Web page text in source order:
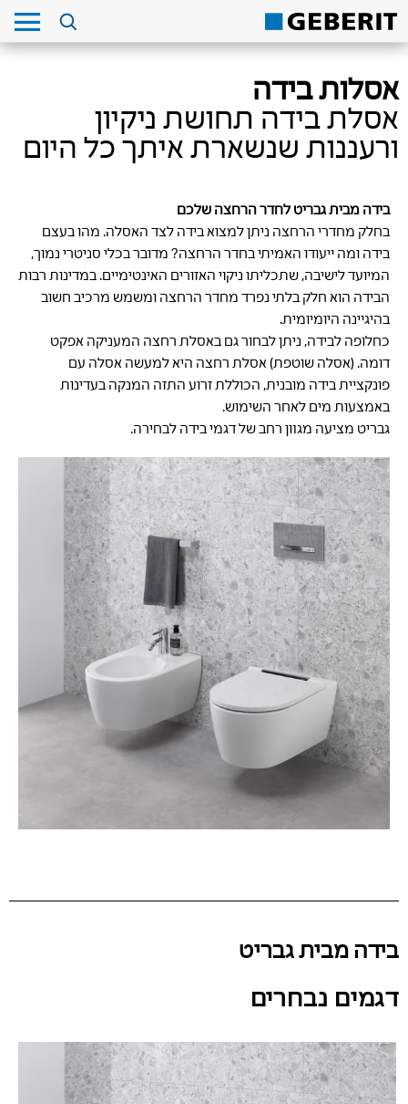
אסלות בידה
אסלת בידה תחושת ניקיון
ורעננות שנשארת איתך כל היום
בידה מבית גבריט לחדר הרחצה שלכם
בחלק מחדרי הרחצה ניתן למצוא בידה לצד האסלה. מהו בעצם
בידה ומה ייעודו האמיתי בחדר הרחצה? מדובר בכלי סניטרי נמוך,
המיועד לישיבה, שתכליתו ניקוי האזורים האינטימיים. במדינות רבות
הבידה הוא חלק בלתי נפרד מחדר הרחצה ומשמש מרכיב חשוב
בהיגיינה היומיומית.
כחלופה לבידה, ניתן לבחור גם באסלת רחצה המעניקה אפקט
דומה. (אסלה שוטפת) אסלת רחצה היא למעשה אסלה עם
פונקציית בידה מובנית, הכוללת זרוע התזה המנקה בעדינות
באמצעות מים לאחר השימוש.
גבריט מציעה מגוון רחב של דגמי בידה לבחירה.
בידה מבית גבריט
דגמים נבחרים